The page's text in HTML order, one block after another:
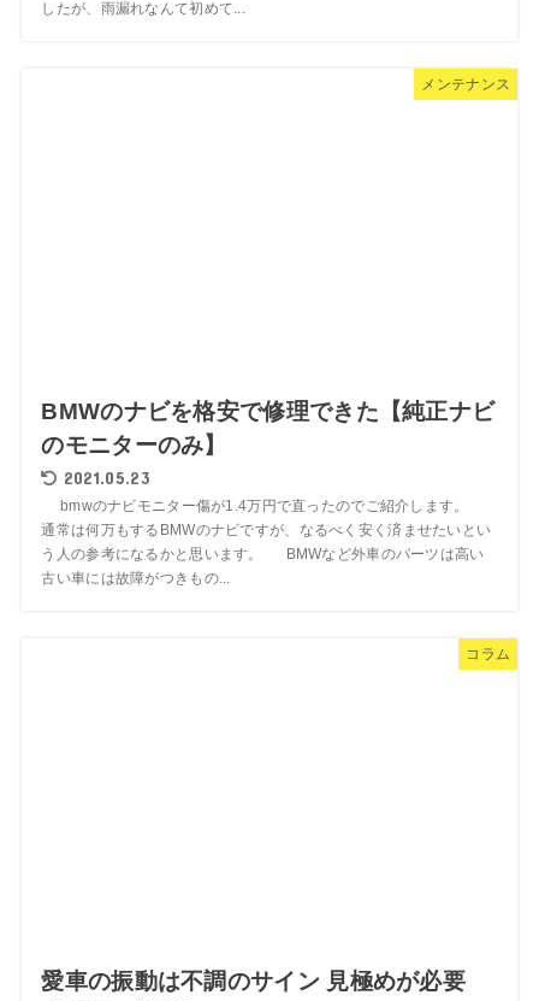
したが、雨漏れなんて初めて...
メンテナンス
BMWのナビを格安で修理できた【純正ナビ
のモニターのみ】
2021.05.23
bmwのナビモニター傷が1.4万円で直ったのでご紹介します。
通常は何万もするBMWのナビですが、なるべく安く済ませたいとい
う人の参考になるかと思います。 BMWなど外車のパーツは高い
古い車には故障がつきもの...
コラム
愛車の振動は不調のサイン 見極めが必要